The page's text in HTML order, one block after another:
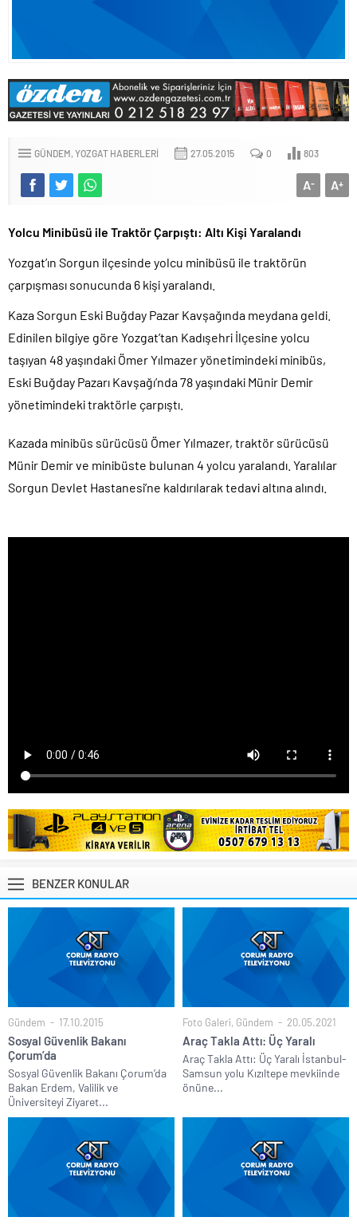
GÜNDEM YOZGAT HABERLERI 27.05.2015 0 803
A+
A-
Yolcu Minibüsü ile Traktör Çarpıştı: Altı Kişi Yaralandı
Yozgat’ın Sorgun ilçesinde yolcu minibüsü ile traktörün
çarpışması sonucunda 6 kişi yaralandı.
Kaza Sorgun Eski Buğday Pazar Kavşağında meydana geldi.
Edinilen bilgiye göre Yozgat’tan Kadışehri İlçesine yolcu
taşıyan 48 yaşındaki Ömer Yılmazer yönetimindeki minibüs,
Eski Buğday Pazarı Kavşağı’nda 78 yaşındaki Münir Demir
yönetimindeki traktörle çarpıştı.
Kazada minibüs sürücüsü Ömer Yılmazer, traktör sürücüsü
Münir Demir ve minibüste bulunan 4 yolcu yaralandı. Yaralılar
Sorgun Devlet Hastanesi’ne kaldırılarak tedavi altına alındı.
BENZER KONULAR
Gündem 17.10.2015
Sosyal Güvenlik Bakanı
Çorum’da
Sosyal Güvenlik Bakanı Çorum’da
Bakan Erdem, Valilik ve
Üniversiteyi Ziyaret...
Foto Galeri, Gündem 20.05.2021
Araç Takla Attı: Üç Yaralı
Araç Takla Attı: Üç Yaralı İstanbul-
Samsun yolu Kızıltepe mevkiinde
önüne...